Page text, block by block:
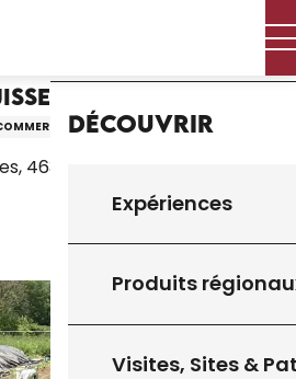
Découvrir
Expériences
Produits
Visites, Sites &
de Saint-Clair
DE DÉTAIL
46300 Saint-Clair
favoris